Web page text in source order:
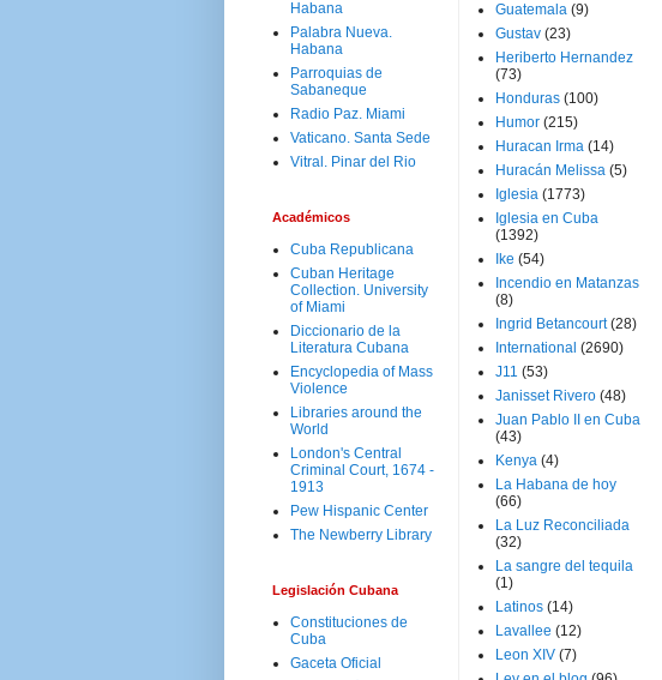
Habana
Palabra Nueva.
Habana
Parroquias de
Sabaneque
Radio Paz. Miami
Vaticano. Santa Sede
Vitral. Pinar del Rio
Académicos
Cuba Republicana
Cuban Heritage
Collection. University
of Miami
Diccionario de la
Literatura Cubana
Encyclopedia of Mass
Violence
Libraries around the
World
London's Central
Criminal Court, 1674 -
1913
Pew Hispanic Center
The Newberry Library
Legislación Cubana
Constituciones de
Cuba
Gaceta Oficial
Guatemala (9)
Gustav (23)
Heriberto Hernandez
(73)
Honduras (100)
Humor (215)
Huracan Irma (14)
Huracán Melissa (5)
Iglesia (1773)
Iglesia en Cuba
(1392)
Ike (54)
Incendio en Matanzas
(8)
Ingrid Betancourt (28)
International (2690)
J11 (53)
Janisset Rivero (48)
Juan Pablo II en Cuba
(43)
Kenya (4)
La Habana de hoy
(66)
La Luz Reconciliada
(32)
La sangre del tequila
(1)
Latinos (14)
Lavallee (12)
Leon XIV (7)